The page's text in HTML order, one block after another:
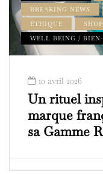
BREAKING NEWS
ÉTHIQUE
WELL BEING / BIEN-
10 avril 2026
Un rituel
marque
sa Gamme